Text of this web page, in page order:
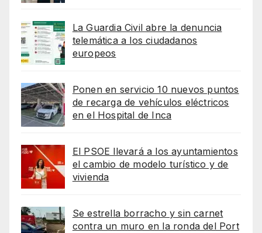
La Guardia Civil abre la denuncia
telemática a los ciudadanos
europeos
Ponen en servicio 10 nuevos puntos
de recarga de vehículos eléctricos
en el Hospital de Inca
El PSOE llevará a los ayuntamientos
el cambio de modelo turístico y de
vivienda
Se estrella borracho y sin carnet
contra un muro en la ronda del Port